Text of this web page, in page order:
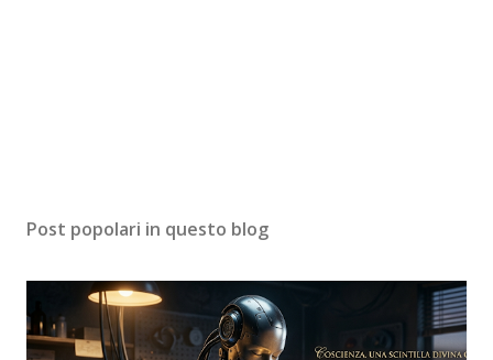
Post popolari in questo blog